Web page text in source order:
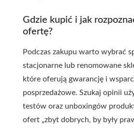
Gdzie kupić i jak
ofertę?
Podczas zakupu warto wybrać
stacjonarne lub renomowane
które oferują gwarancję i
posprzedażowe. Szukaj opinii
testów oraz unboxingów
ofert „zbyt dobrych, by były